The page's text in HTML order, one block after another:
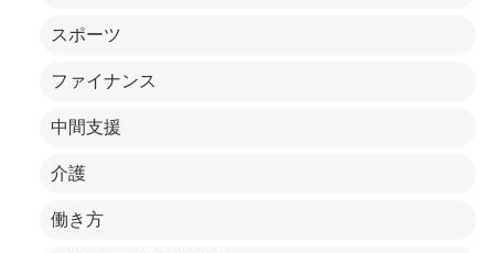
スポーツ
ファイナンス
中間支援
介護
働き方